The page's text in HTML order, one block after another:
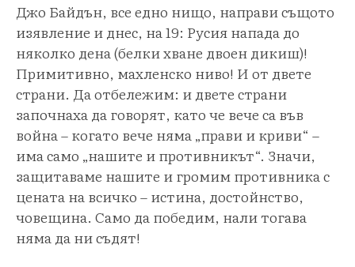
Джо Байдън, все едно нищо, направи същото
изявление и днес, на 19: Русия напада до
няколко дена (белки хване двоен дикиш)!
Примитивно, махленско ниво! И от двете
страни. Да отбележим: и двете страни
започнаха да говорят, като че вече са във
война – когато вече няма „прави и криви“ –
има само „нашите и противникът“. Значи,
защитаваме нашите и громим противника с
цената на всичко – истина, достойнство,
човещина. Само да победим, нали тогава
няма да ни съдят!